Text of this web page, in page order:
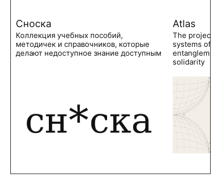
Сноска
Коллекция учебных пособий,
методичек и справочников, которые
делают недоступное знание доступным
Atlas
The project
systems of
solidarity